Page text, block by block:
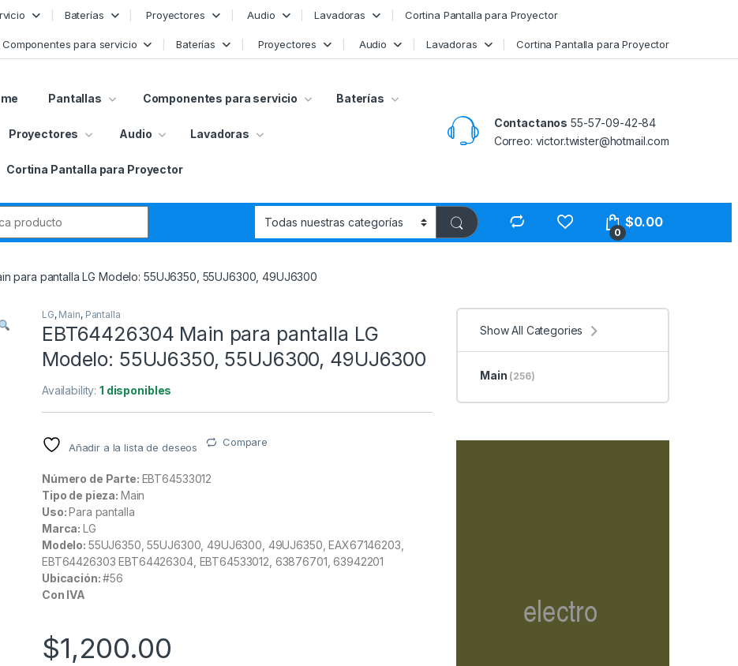
Baterías Proyectores Audio Lavadoras Cortina Pantalla para Proyector
Componentes para servicio Baterías Proyectores Audio Lavadoras Cortina Pantalla para Proyector
Pantallas Componentes para servicio Baterías
Proyectores Audio Lavadoras
Cortina Pantalla para Proyector
Contactanos 55-57-09-42-84
Correo: victor.twister@hotmail.com
0
$0.00
para pantalla LG Modelo: 55UJ6350, 55UJ6300, 49UJ6300
LG, Main, Pantalla
EBT64426304 Main para pantalla LG
Modelo: 55UJ6350, 55UJ6300, 49UJ6300
Availability:1 disponibles
Añadir a la lista de deseos Compare
Número de Parte: EBT64533012
Tipo de pieza: Main
Uso:Para pantalla
Marca:LG
Modelo: 55UJ6350, 55UJ6300, 49UJ6300, 49UJ6350, EAX67146203,
EBT64426303 EBT64426304, EBT64533012, 63876701, 63942201
Ubicación:#56
Con IVA
$1,200.00
Show All Categories
Main (256)